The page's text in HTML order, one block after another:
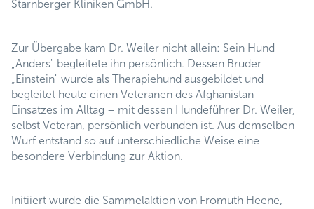
Starnberger Kliniken GmbH.
Zur Übergabe kam Dr. Weiler nicht allein: Sein Hund
„Anders" begleitete ihn persönlich. Dessen Bruder
„Einstein" wurde als Therapiehund ausgebildet und
begleitet heute einen Veteranen des Afghanistan-
Einsatzes im Alltag – mit dessen Hundeführer Dr. Weiler,
selbst Veteran, persönlich verbunden ist. Aus demselben
Wurf entstand so auf unterschiedliche Weise eine
besondere Verbindung zur Aktion.
Initiiert wurde die Sammelaktion von Fromuth Heene,